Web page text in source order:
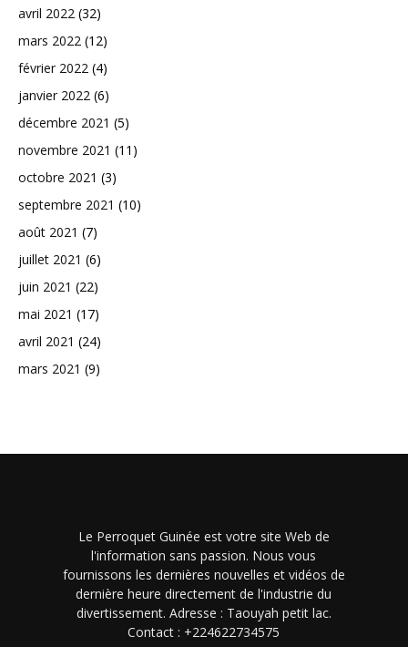
avril 2022 (32)
mars 2022 (12)
février 2022 (4)
janvier 2022 (6)
décembre 2021 (5)
novembre 2021 (11)
octobre 2021 (3)
septembre 2021 (10)
août 2021 (7)
juillet 2021 (6)
juin 2021 (22)
mai 2021 (17)
avril 2021 (24)
mars 2021 (9)
Le Perroquet Guinée est votre site Web de
l'information sans passion. Nous vous
fournissons les dernières nouvelles et vidéos de
dernière heure directement de l'industrie du
divertissement. Adresse : Taouyah petit lac.
Contact : +224622734575